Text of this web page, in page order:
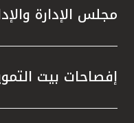
مجلس الإدارة
إفصاحات بيت